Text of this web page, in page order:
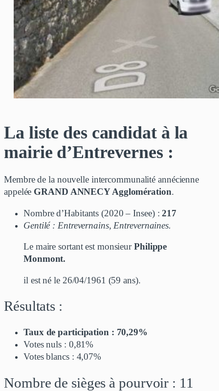
La liste des candidat à la
mairie d’Entrevernes :
Membre de la nouvelle intercommunalité annécienne
appelée GRAND ANNECY Agglomération.
Nombre d’Habitants (2020 – Insee) :217
Gentilé : Entrevernains, Entrevernaines.
Le maire sortant est monsieurPhilippe
Monmont.
il est né le 26/04/1961 (59 ans).
Résultats :
Taux de participation : 70,29%
Votes nuls : 0,81%
Votes blancs : 4,07%
Nombre de sièges à pourvoir : 11